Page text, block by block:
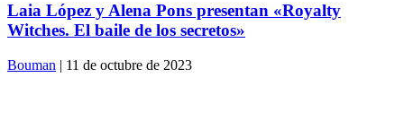
Laia López y Alena Pons presentan «Royalty
Witches. El baile de los secretos»
Bouman | 11 de octubre de 2023